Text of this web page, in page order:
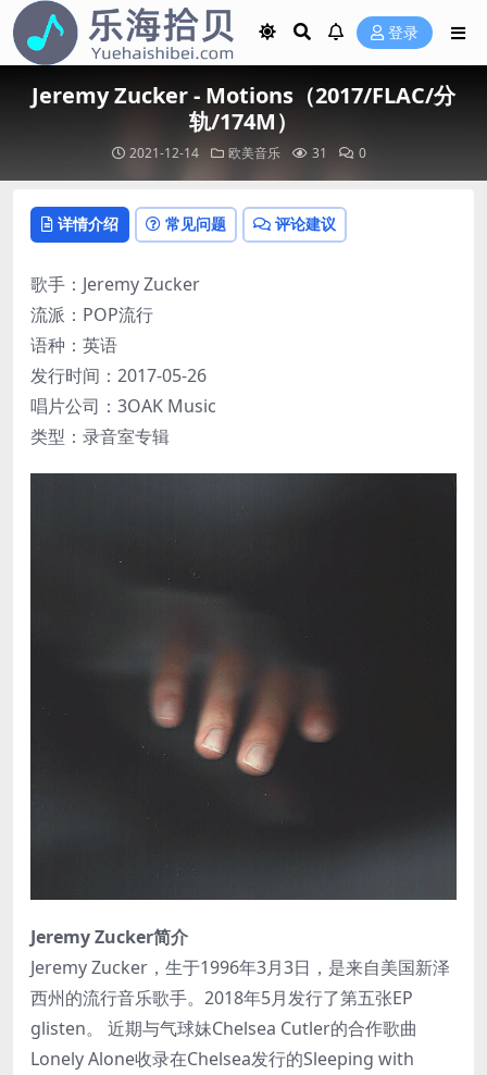
登录
Jeremy Zucker - Motions（2017/FLAC/分
轨/174M）
2021-12-14 欧美音乐 31 0
详情介绍 常见问题 评论建议
歌手：Jeremy Zucker
流派：POP流行
语种：英语
发行时间：2017-05-26
唱片公司：3OAK Music
类型：录音室专辑
Jeremy Zucker简介
Jeremy Zucker，生于1996年3月3日，是来自美国新泽
西州的流行音乐歌手。2018年5月发行了第五张EP
glisten。 近期与气球妹Chelsea Cutler的合作歌曲
Lonely Alone收录在Chelsea发行的Sleeping with